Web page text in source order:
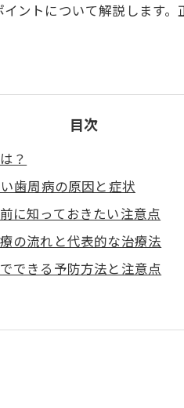
ントについて解説します
目次
？
歯周病の原因と症状
に知っておきたい注意点
の流れと代表的な治療法
できる予防方法と注意点